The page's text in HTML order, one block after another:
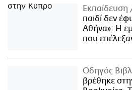
Εκπαίδευση
παιδί δεν
Αθήνα»: Η
που
Οδηγός
βρέθηκε